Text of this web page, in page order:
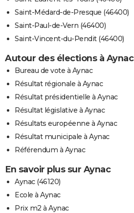
Saint-Médard-de-Presque (46400)
Saint-Paul-de-Vern (46400)
Saint-Vincent-du-Pendit (46400)
Autour des élections à Aynac
Bureau de vote à Aynac
Résultat régionale à Aynac
Résultat présidentielle à Aynac
Résultat législative à Aynac
Résultats européenne à Aynac
Résultat municipale à Aynac
Référendum à Aynac
En savoir plus sur Aynac
Aynac (46120)
Ecole à Aynac
Prix m2 à Aynac